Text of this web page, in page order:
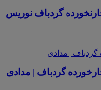
گردباف نوریس
گردباف | مدادی